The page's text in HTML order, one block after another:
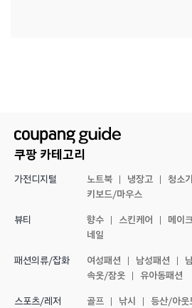
쿠팡 카테고리
가전디지털 노트북 냉장고 청소기
키보드/마우스
뷰티 향수 스킨케어 메이
네일
패션의류/잡화 여성패션 남성패션
속옷/잠옷
유아동패션
스포츠/레저 골프 낚시 등산/아웃